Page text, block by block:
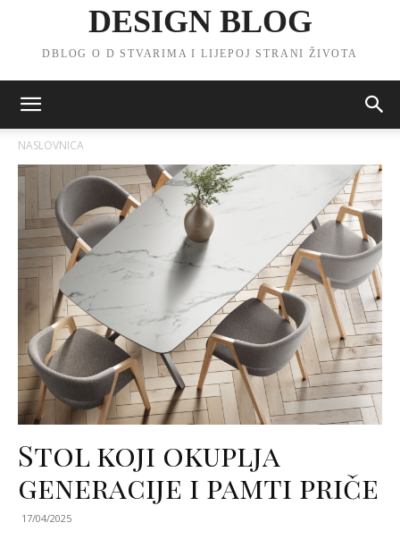
DESIGN BLOG
DBLOG O D STVARIMA I LIJEPOJ STRANI ŽIVOTA
NASLOVNICA
Stol koji okuplja
generacije i pamti priče
17/04/2025